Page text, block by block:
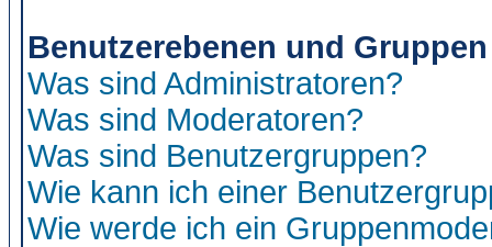
Benutzerebenen und Gruppen
Was sind Administratoren?
Was sind Moderatoren?
Was sind Benutzergruppen?
Wie kann ich einer
Wie werde ich ein